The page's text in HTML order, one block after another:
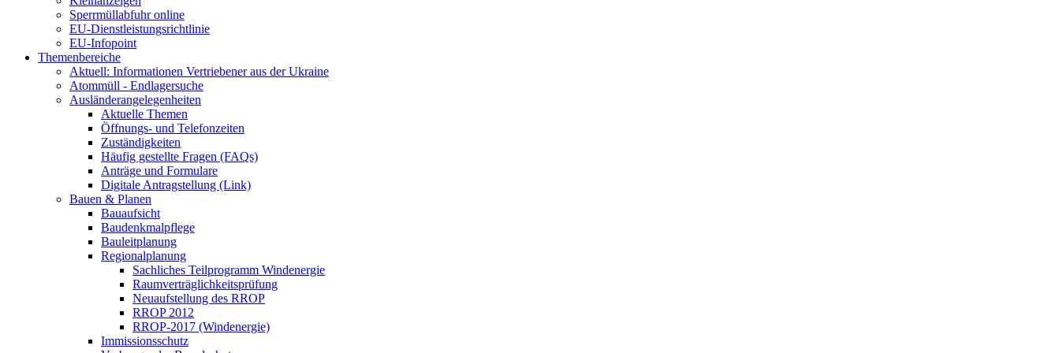
Sperrmüllabfuhr online
EU-Dienstleistungsrichtlinie
EU-Infopoint
Themenbereiche
Aktuell: Informationen Vertriebener aus der Ukraine
Atommüll - Endlagersuche
Ausländerangelegenheiten
Aktuelle Themen
Öffnungs- und Telefonzeiten
Zuständigkeiten
Häufig gestellte Fragen (FAQs)
Anträge und Formulare
Digitale Antragstellung (Link)
Bauen & Planen
Bauaufsicht
Baudenkmalpflege
Bauleitplanung
Regionalplanung
Sachliches Teilprogramm Windenergie
Raumverträglichkeitsprüfung
Neuaufstellung des RROP
RROP 2012
RROP-2017 (Windenergie)
Immissionsschutz